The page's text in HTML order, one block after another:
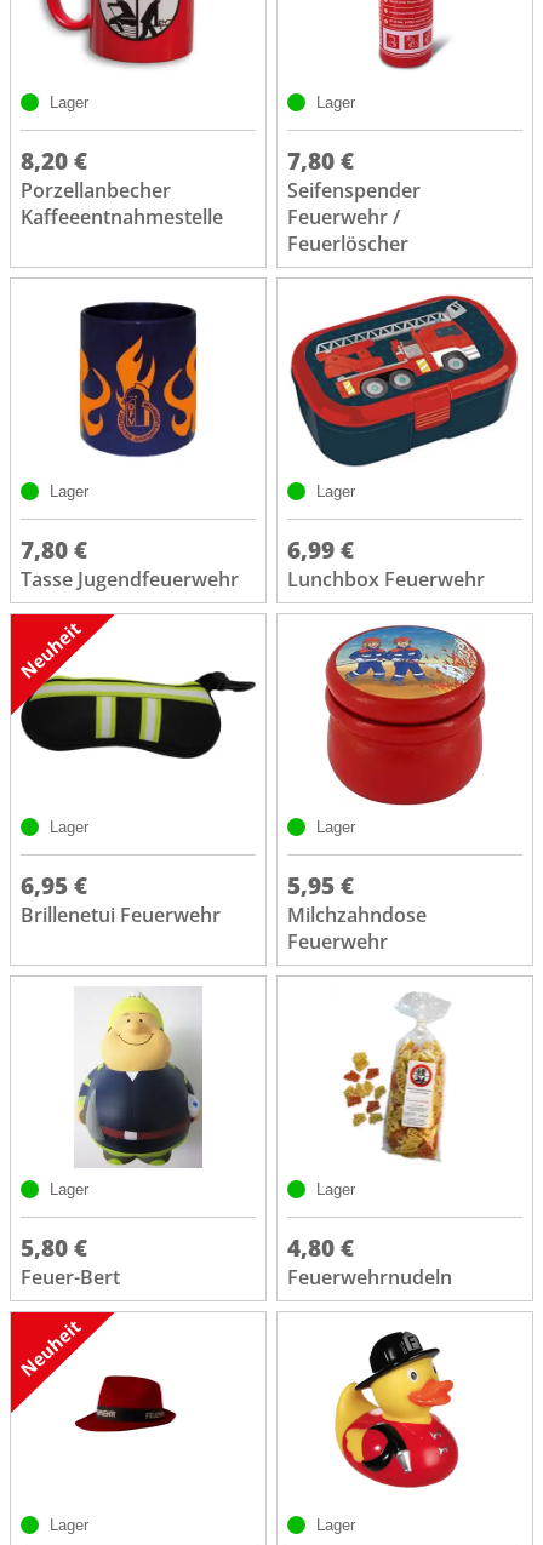
Lager
8,20 €
Porzellanbecher
Kaffeeentnahmestelle
Lager
7,80 €
Seifenspender
Feuerwehr /
Feuerlöscher
Lager
7,80 €
Tasse Jugendfeuerwehr
Lager
6,99 €
Lunchbox Feuerwehr
Lager
6,95 €
Brillenetui Feuerwehr
Lager
5,95 €
Milchzahndose
Feuerwehr
Lager
5,80 €
Feuer-Bert
Lager
4,80 €
Feuerwehrnudeln
Lager Lager